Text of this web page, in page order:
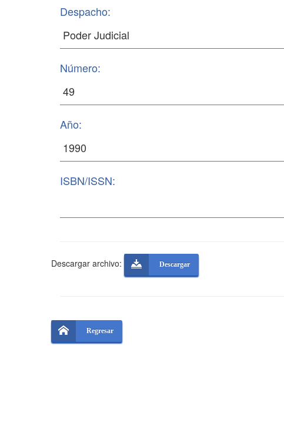
Despacho:
Número:
Año:
ISBN/ISSN:
Descargar archivo: Descargar
Regresar